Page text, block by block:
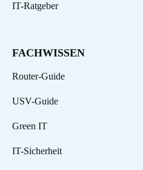
IT-Ratgeber
FACHWISSEN
Router-Guide
USV-Guide
Green IT
IT-Sicherheit